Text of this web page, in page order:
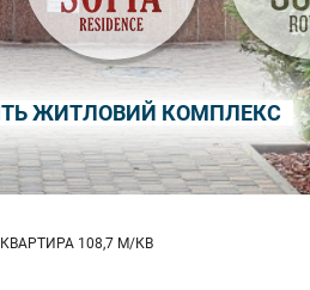
ЖИТЛОВИЙ КОМПЛЕКС
108,7 М/КВ